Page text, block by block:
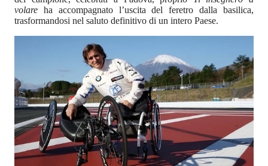
volare ha accompagnato l’uscita del feretro dalla basilica,
trasformandosi nel saluto definitivo di un intero Paese.